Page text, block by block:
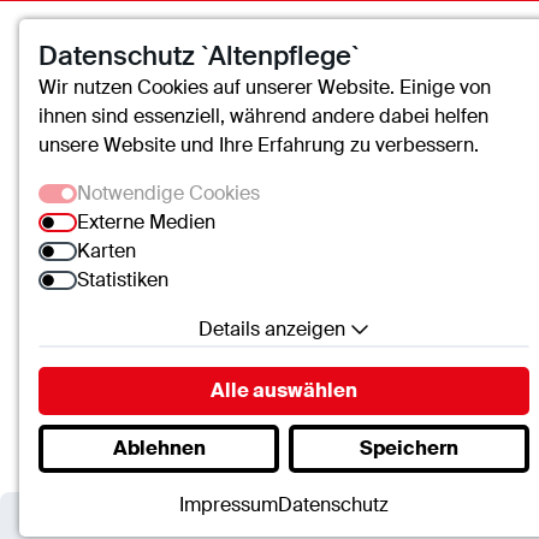
Altenhilfe Aktuelles Ochtendung feierte ein
Datenschutz `Altenpflege`
Wir nutzen Cookies auf unserer Website. Einige von
ihnen sind essenziell, während andere dabei helfen
unsere Website und Ihre Erfahrung zu verbessern.
Notwendige Cookies
Externe Medien
Karten
Statistiken
Details anzeigen
Notwendige Cookies
Essenzielle Cookies ermöglichen grundlegende
Funktionen und sind für die einwandfreie Funktion
der Website erforderlich.
Alle auswählen
Ablehnen Speichern
ImpressumDatenschutz